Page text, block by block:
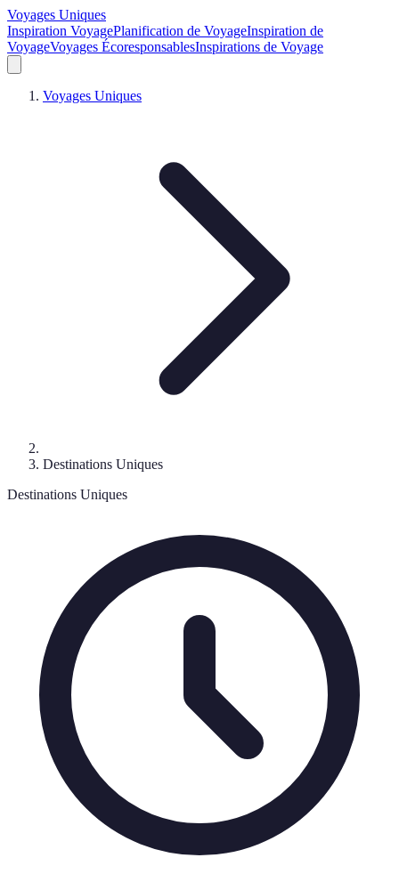
Voyages Uniques
Inspiration VoyagePlanification de VoyageInspiration de
VoyageVoyages ÉcoresponsablesInspirations de Voyage
Voyages Uniques
Destinations Uniques
Destinations Uniques